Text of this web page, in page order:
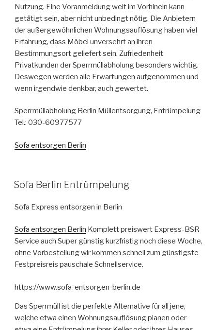
Nutzung. Eine Voranmeldung weit im Vorhinein kann
getätigt sein, aber nicht unbedingt nötig. Die Anbietern
der außergewöhnlichen Wohnungsauflösung haben viel
Erfahrung, dass Möbel unversehrt an ihren
Bestimmungsort geliefert sein. Zufriedenheit
Privatkunden der Sperrmüllabholung besonders wichtig.
Deswegen werden alle Erwartungen aufgenommen und
wenn irgendwie denkbar, auch gewertet.
Sperrmüllabholung Berlin Müllentsorgung, Entrümpelung
Tel.: 030-60977577
Sofa entsorgen Berlin
VERÖFFENTLICHT
AM
Sofa Berlin Entrümpelung
Sofa Express entsorgen in Berlin
Sofa entsorgen Berlin Komplett preiswert Express-BSR
Service auch Super günstig kurzfristig noch diese Woche,
ohne Vorbestellung wir kommen schnell zum günstigste
Festpreisreis pauschale Schnellservice.
https://www.sofa-entsorgen-berlin.de
Das Sperrmüll ist die perfekte Alternative für all jene,
welche etwa einen Wohnungsauflösung planen oder